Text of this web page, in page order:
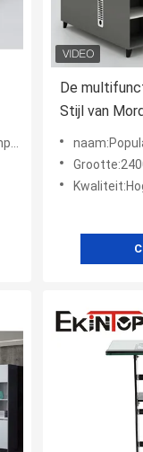
De
Stijl van
voor
naam:Populair Retail